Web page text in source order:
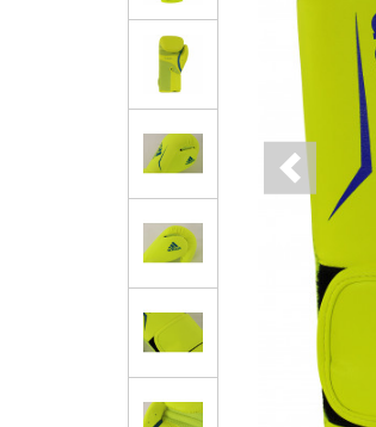
Previous